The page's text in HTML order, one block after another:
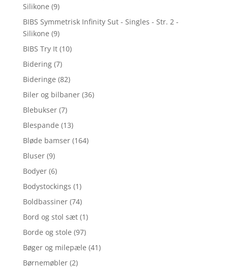
Silikone (9)
BIBS Symmetrisk Infinity Sut - Singles - Str. 2 -
Silikone (9)
BIBS Try It (10)
Bidering (7)
Bideringe (82)
Biler og bilbaner (36)
Blebukser (7)
Blespande (13)
Bløde bamser (164)
Bluser (9)
Bodyer (6)
Bodystockings (1)
Boldbassiner (74)
Bord og stol sæt (1)
Borde og stole (97)
Bøger og milepæle (41)
Børnemøbler (2)